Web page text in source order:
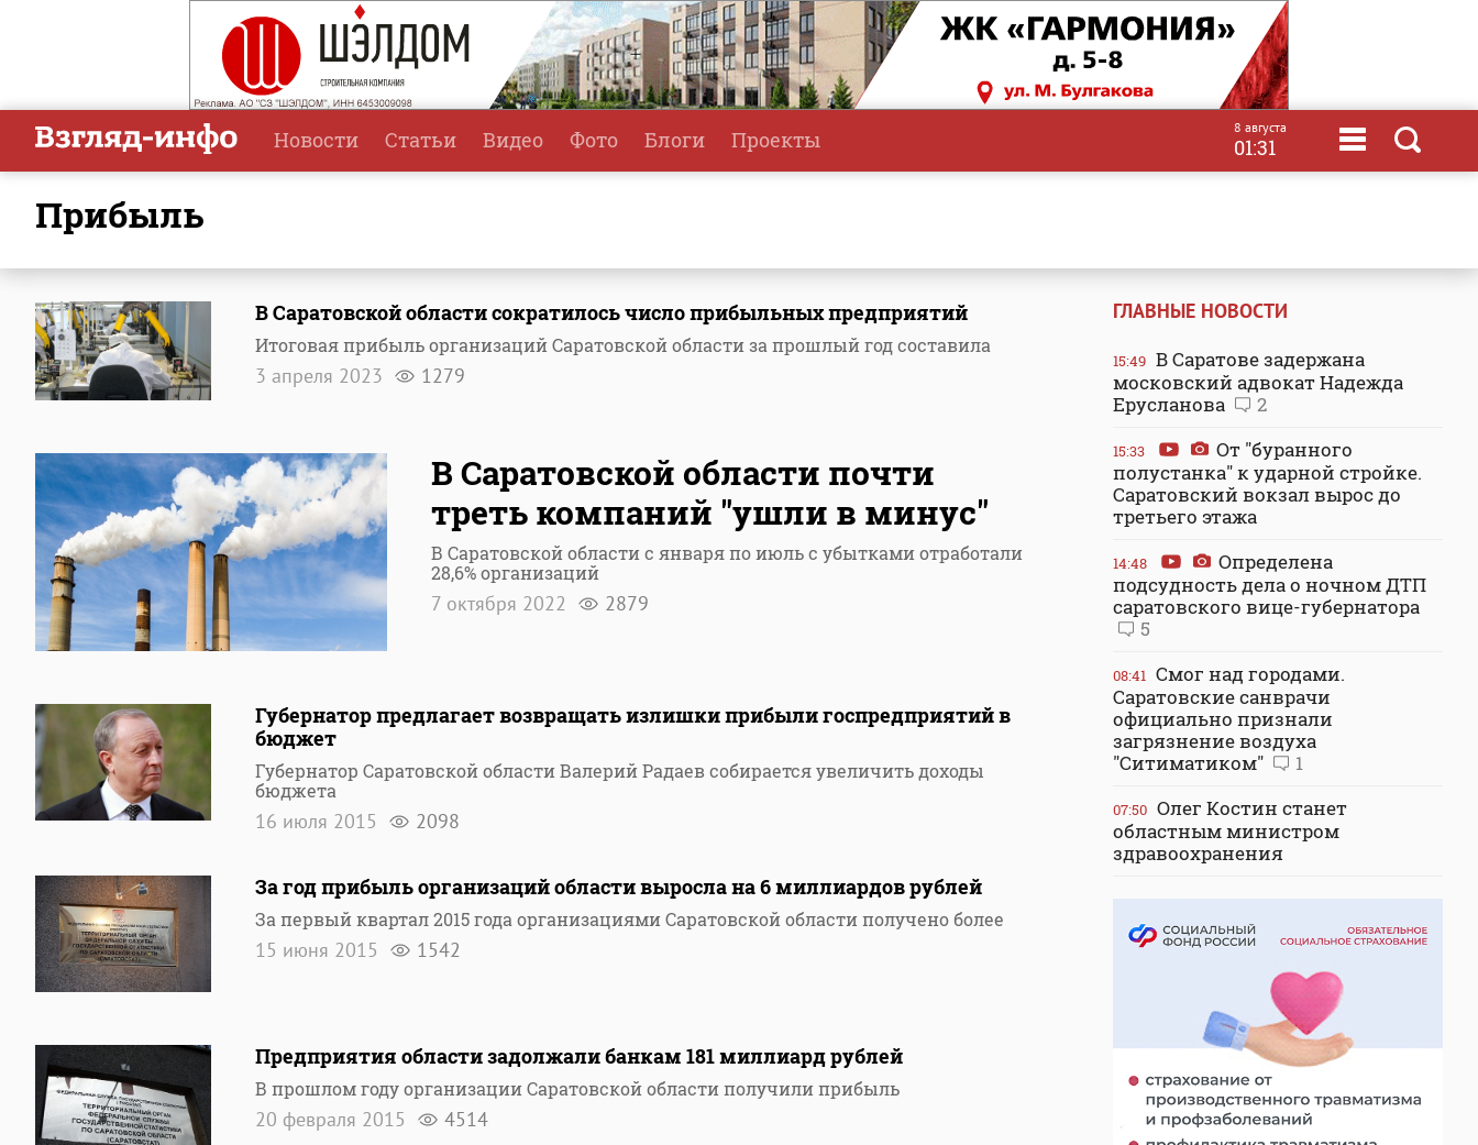
Новости Статьи Видео Фото Блоги Проекты 8 августа
01:31
прибыль
В Саратовской области сократилось число прибыльных предприятий
Итоговая прибыль организаций Саратовской области за прошлый год составила
3 апреля 2023 1279
В Саратовской области почти
треть компаний "ушли в минус"
В Саратовской области с января по июль с убытками отработали
28,6% организаций
7 октября 2022 2879
Губернатор предлагает возвращать излишки прибыли госпредприятий в
бюджет
Губернатор Саратовской области Валерий Радаев собирается увеличить доходы
бюджета
16 июля 2015 2098
За год прибыль организаций области выросла на 6 миллиардов рублей
За первый квартал 2015 года организациями Саратовской области получено более
15 июня 2015 1542
Предприятия области задолжали банкам 181 миллиард рублей
В прошлом году организации Саратовской области получили прибыль
20 февраля 2015 4514
ГЛАВНЫЕ НОВОСТИ
15:49 В Саратове задержана
московский адвокат Надежда
Ерусланова
2
15:33
От "буранного
полустанка" к ударной стройке.
Саратовский вокзал вырос до
третьего этажа
14:48
Определена
подсудность дела о ночном ДТП
саратовского вице-губернатора
5
08:41 Смог над городами.
Саратовские санврачи
официально признали
загрязнение воздуха
"Ситиматиком"
1
07:50 Олег Костин станет
областным министром
здравоохранения